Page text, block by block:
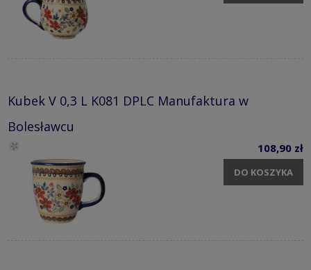
Kubek V 0,3 L K081 DPLC Manufaktura w
Bolesławcu
108,90 zł
DO KOSZYKA